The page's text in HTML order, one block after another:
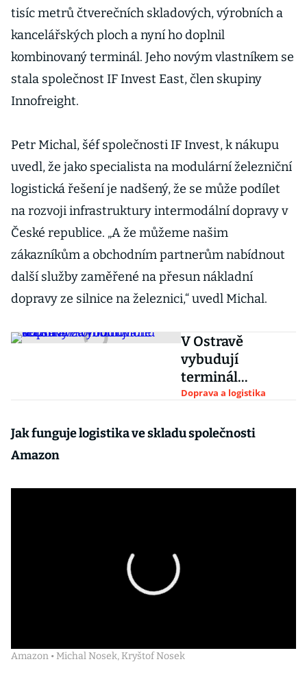
tisíc metrů čtverečních skladových, výrobních a
kancelářských ploch a nyní ho doplnil
kombinovaný terminál. Jeho novým vlastníkem se
stala společnost IF Invest East, člen skupiny
Innofreight.
Petr Michal, šéf společnosti IF Invest, k nákupu
uvedl, že jako specialista na modulární železniční
logistická řešení je nadšený, že se může podílet
na rozvoji infrastruktury intermodální dopravy v
České republice. „A že můžeme našim
zákazníkům a obchodním partnerům nabídnout
další služby zaměřené na přesun nákladní
dopravy ze silnice na železnici,“ uvedl Michal.
V Ostravě
vybudují
terminál
kombinované
milionů korun
Doprava a logistika
Jak funguje logistika ve skladu společnosti
Amazon
Amazon • Michal Nosek, Kryštof Nosek